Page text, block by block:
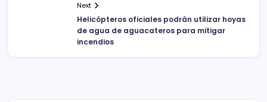
Next
Helicópteros oficiales podrán utilizar hoyas
de agua de aguacateros para mitigar
incendios